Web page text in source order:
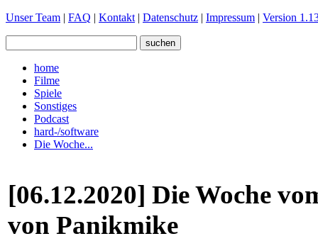
Unser Team | FAQ | Kontakt | Datenschutz | Impressum | Version
home
Filme
Spiele
Sonstiges
Podcast
hard-/software
Die Woche...
[06.12.2020] Die Woche
von Panikmike